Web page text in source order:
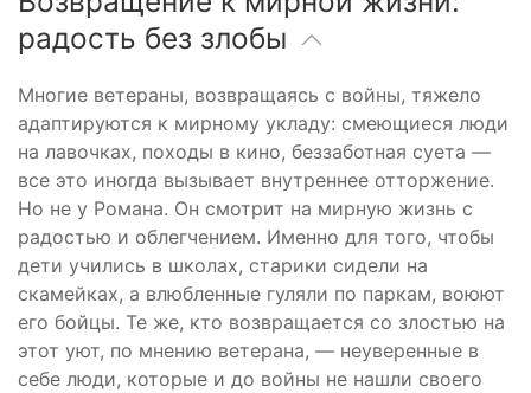
радость без злобы
Многие ветераны, возвращаясь с войны, тяжело
адаптируются к мирному укладу: смеющиеся люди
на лавочках, походы в кино, беззаботная суета —
все это иногда вызывает внутреннее отторжение.
Но не у Романа. Он смотрит на мирную жизнь с
радостью и облегчением. Именно для того, чтобы
дети учились в школах, старики сидели на
скамейках, а влюбленные гуляли по паркам, воюют
его бойцы. Те же, кто возвращается со злостью на
этот уют, по мнению ветерана, — неуверенные в
себе люди, которые и до войны не нашли своего